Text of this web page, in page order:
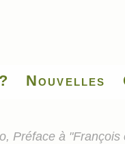
Nouvelles
Préface à